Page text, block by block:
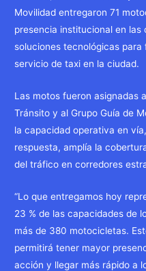
Movilidad entregaron 71
presencia institucional en
soluciones tecnológicas
servicio de taxi en la ciudad.
Las motos fueron asignadas
Tránsito y al Grupo Guía de
la capacidad operativa en
respuesta, amplía la
del tráfico en corredores
“Lo que entregamos hoy
23 % de las capacidades de
más de 380 motocicletas.
permitirá tener mayor
acción y llegar más rápido a